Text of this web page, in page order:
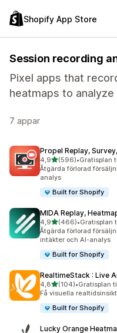
Shopify App Store
Session recording
Pixel apps that
heatmaps to
7 appar
Propel Replay,
4,9av 5 stjärnor
(596)
596 recensioner totalt
•Gratisplan
Åtgärda förlorad
analys
Built for Shopify
MIDA Replay,
4,9av 5 stjärnor
(466)
466 recensioner totalt
•Gratisplan
Åtgärda förlorad
intäkter och AI-analys
Built for Shopify
RealtimeStack : Live
4,8av 5 stjärnor
(104)
104 recensioner totalt
•Gratisplan
Få visuella
Built for Shopify
Lucky Orange